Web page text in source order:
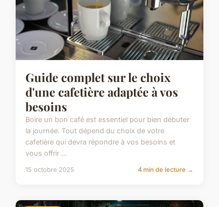
Guide complet sur le choix
d'une cafetière adaptée à vos
besoins
Boire un bon café est essentiel pour bien débuter
la journée. Tout dépend du choix de votre
cafetière qui devra répondre à vos besoins et
vous offrir ...
15 octobre 2025 4 min de lecture →